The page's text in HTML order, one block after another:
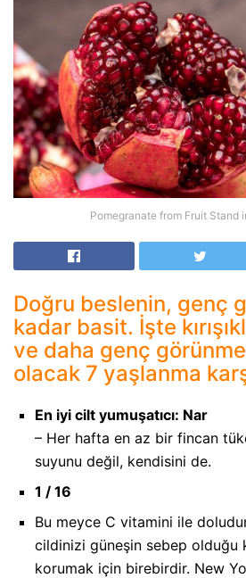
Pomegranate from Fruit Stand
Doğru beslenin, genç
kadar basit. İşte
ve daha genç
olacak 7 yaşlanma
En iyi cilt yumuşatıcı: Nar
– Her hafta en az bir fincan
suyunu değil, kendisini de.
1 / 16
Bu meyce C vitamini ile
cildinizi güneşin sebep olduğu
korumak için birebirdir. New